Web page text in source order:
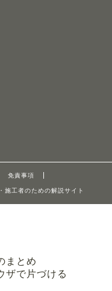
免責事項
工者のための解説サイト
まとめ
ザで片づける